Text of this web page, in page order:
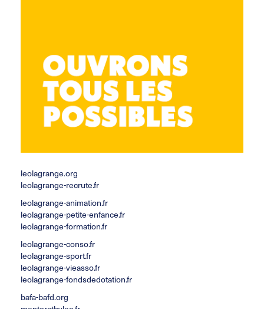
accueil.csf@leolagrange.org
leolagrange.org
leolagrange-recrute.fr
leolagrange-animation.fr
leolagrange-petite-enfance.fr
leolagrange-formation.fr
leolagrange-conso.fr
leolagrange-sport.fr
leolagrange-vieasso.fr
leolagrange-fondsdedotation.fr
bafa-bafd.org